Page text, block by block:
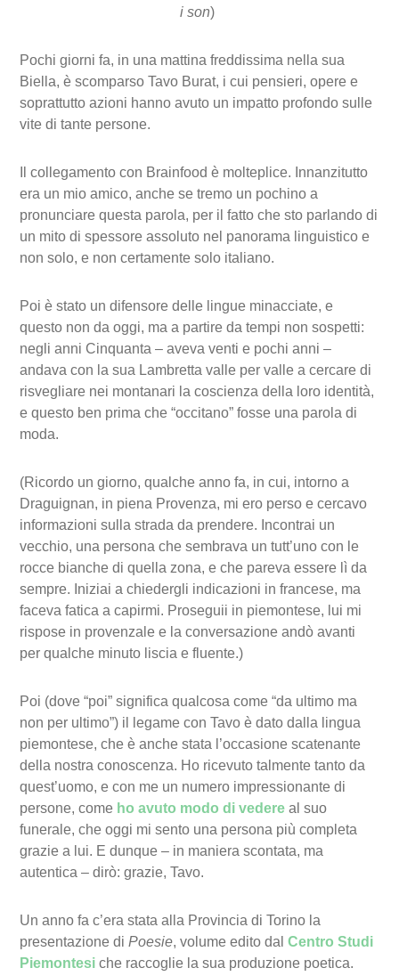
i son)
Pochi giorni fa, in una mattina freddissima nella sua
Biella, è scomparso Tavo Burat, i cui pensieri, opere e
soprattutto azioni hanno avuto un impatto profondo sulle
vite di tante persone.
Il collegamento con Brainfood è molteplice. Innanzitutto
era un mio amico, anche se tremo un pochino a
pronunciare questa parola, per il fatto che sto parlando di
un mito di spessore assoluto nel panorama linguistico e
non solo, e non certamente solo italiano.
Poi è stato un difensore delle lingue minacciate, e
questo non da oggi, ma a partire da tempi non sospetti:
negli anni Cinquanta – aveva venti e pochi anni –
andava con la sua Lambretta valle per valle a cercare di
risvegliare nei montanari la coscienza della loro identità,
e questo ben prima che “occitano” fosse una parola di
moda.
(Ricordo un giorno, qualche anno fa, in cui, intorno a
Draguignan, in piena Provenza, mi ero perso e cercavo
informazioni sulla strada da prendere. Incontrai un
vecchio, una persona che sembrava un tutt’uno con le
rocce bianche di quella zona, e che pareva essere lì da
sempre. Iniziai a chiedergli indicazioni in francese, ma
faceva fatica a capirmi. Proseguii in piemontese, lui mi
rispose in provenzale e la conversazione andò avanti
per qualche minuto liscia e fluente.)
Poi (dove “poi” significa qualcosa come “da ultimo ma
non per ultimo”) il legame con Tavo è dato dalla lingua
piemontese, che è anche stata l’occasione scatenante
della nostra conoscenza. Ho ricevuto talmente tanto da
quest’uomo, e con me un numero impressionante di
persone, come ho avuto modo di vedere al suo
funerale, che oggi mi sento una persona più completa
grazie a lui. E dunque – in maniera scontata, ma
autentica – dirò: grazie, Tavo.
Un anno fa c’era stata alla Provincia di Torino la
presentazione diPoesie, volume edito dalCentro Studi
Piemontesi che raccoglie la sua produzione poetica.